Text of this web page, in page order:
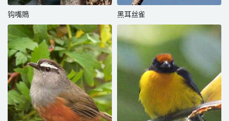
钩嘴鵙 黑耳丝雀